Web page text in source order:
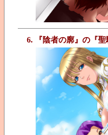
6. 『陰者の廓』の『